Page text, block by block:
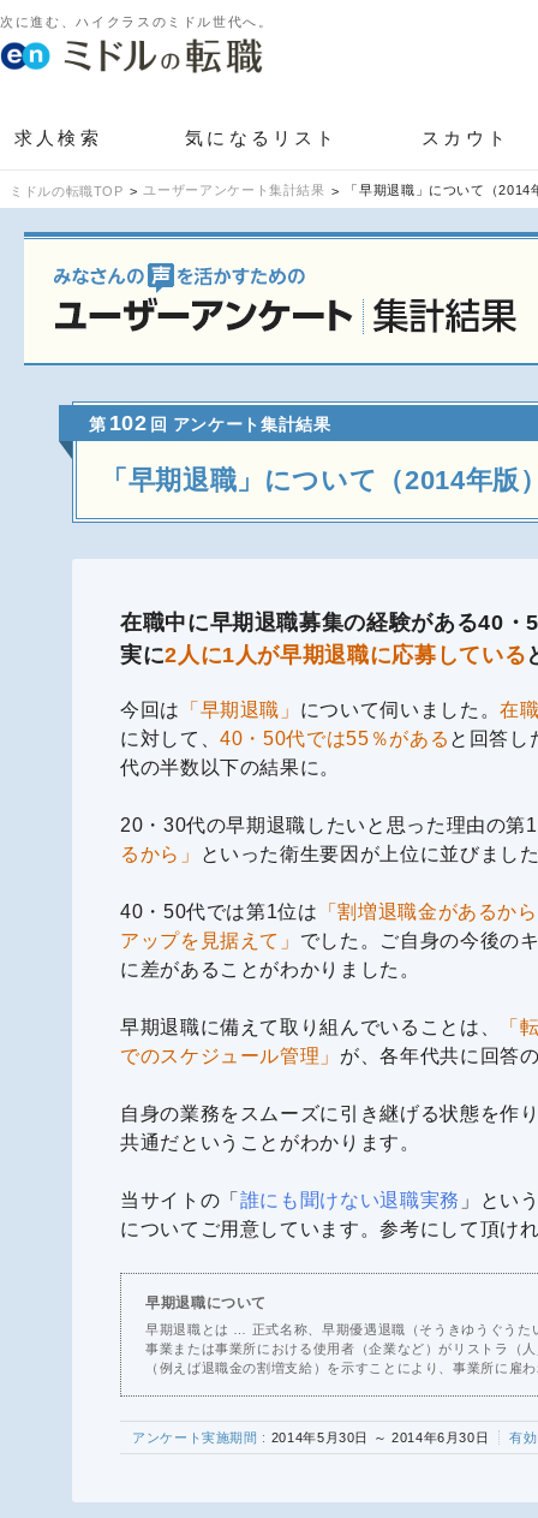
次に進む、ハイクラスのミドル世代へ。
求人検索 気になるリスト スカウト
ミドルの転職TOP ユーザーアンケート集計結果 「早期退職」について（2014
第 102 回 アンケート集計結果
「早期退職」について（2014年版
在職中に早期退職募集の経験がある40
実に2人に1人が早期退職に応募している
今回は 「早期退職」 について伺いました。在
に対して、40・50代では55％がある と回答し
代の半数以下の結果に。
20・30代の早期退職したいと思った理由の第
るから」
といった衛生要因が上位に並びまし
40・50代では第1位は 「割増退職金があるか
アップを見据えて」 でした。ご自身の今後の
に差があることがわかりました。
早期退職に備えて取り組んでいることは、
「
でのスケジュール管理」 が、各年代共に回答
自身の業務をスムーズに引き継げる状態を作
共通だということがわかります。
当サイトの「 誰にも聞けない退職実務 」とい
についてご用意しています。参考にして頂け
早期退職について
早期退職とは … 正式名称、早期優遇退職（そうきゆうぐうた
事業または事業所における使用者（企業など）がリストラ（
（例えば退職金の割増支給）を示すことにより、事業所に雇
アンケート実施期間 : 2014年5月30日 ～ 2014年6月30日 有